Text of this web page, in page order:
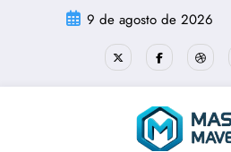
9 de agosto de 2026